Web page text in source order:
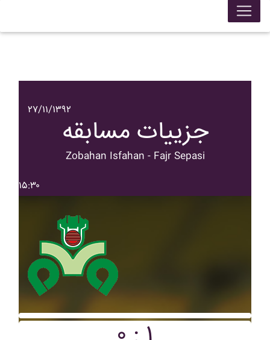
۲۷/۱۱/۱۳۹۲
جزییات مسابقه
Zobahan Isfahan - Fajr Sepasi
۱۵:۳۰